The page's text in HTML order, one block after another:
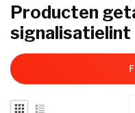
Producten
signalisatielint